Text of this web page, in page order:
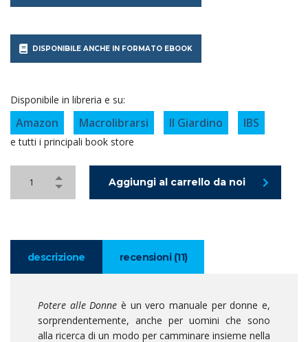
DISPONIBILE ANCHE IN FORMATO EBOOK
Disponibile in libreria e su:
Amazon Macrolibrarsi Il Giardino IBS
e tutti i principali book store
Aggiungi al carrello da noi
descrizione recensioni (11)
Potere alle Donne è un vero manuale per donne e,
sorprendentemente, anche per uomini che sono
alla ricerca di un modo per camminare insieme nella